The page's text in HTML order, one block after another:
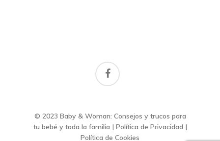
facebook
© 2023 Baby & Woman: Consejos y trucos para
tu bebé y toda la familia | Política de Privacidad |
Política de Cookies